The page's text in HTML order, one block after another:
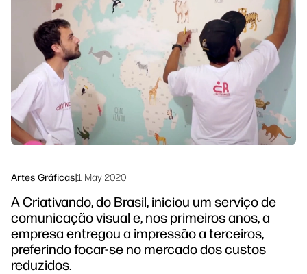
Siga-nos
linkedInfacebook
twitteryoutube
Soluções de processo de trabalho
Sustentabilidade
Artes Gráficas|1 May 2020
A Criativando, do Brasil, iniciou um serviço de
comunicação visual e, nos primeiros anos, a
empresa entregou a impressão a terceiros,
preferindo focar-se no mercado dos custos
reduzidos.